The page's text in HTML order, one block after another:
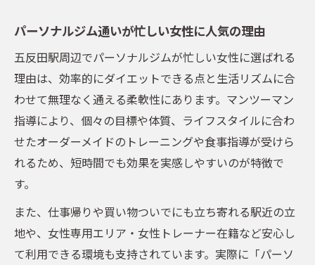
パーソナルジム通いが忙しい女性に人気の理由
五反田駅周辺でパーソナルジムが忙しい女性に選ばれる
理由は、効率的にダイエットできる点と生活リズムに合
わせて無理なく通える柔軟性にあります。マンツーマン
指導により、個々の目標や体質、ライフスタイルに合わ
せたオーダーメイドのトレーニングや食事指導が受けら
れるため、短時間でも効果を実感しやすいのが特徴で
す。
また、仕事帰りや買い物ついでにも立ち寄れる駅近の立
地や、女性専用エリア・女性トレーナー在籍など安心し
て利用できる環境も支持されています。実際に「パーソ